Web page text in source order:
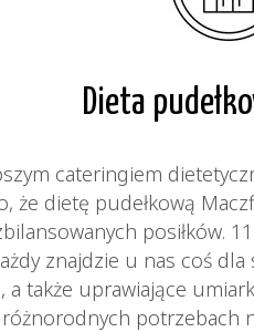
Dieta
cateringiem
że dietę pudełkową
posiłków.
znajdzie u nas coś
także uprawiające